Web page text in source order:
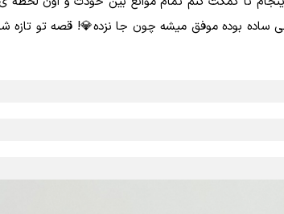
ساده بوده موفق میشه چون جا نزده💎! قصه تو